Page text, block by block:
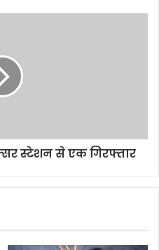
स्टेशन से एक गिरफ्तार